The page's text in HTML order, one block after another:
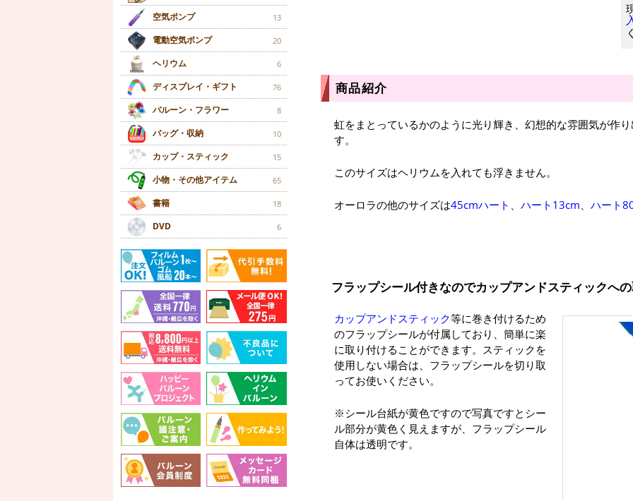
空気ポンプ 13
電動空気ポンプ 20
ヘリウム 6
ディスプレイ・ギフト 76
バルーン・フラワー 8
バッグ・収納 10
カップ・スティック 15
小物・その他アイテム 65
書籍 18
DVD 6
商品紹介
虹をまとっているかのように光り輝き、幻想的な雰囲気が作
す。
このサイズはヘリウムを入れても浮きません。
オーロラの他のサイズは45cmハート ハート13cm ハート
フラップシール付きなのでカップアンドスティックへ
カップアンドスティック等に巻き付けるため
のフラップシールが付属しており、簡単に楽
に取り付けることができます。スティックを
使用しない場合は、フラップシールを切り取
ってお使いください。
※シール台紙が黄色ですので写真ですとシー
ル部分が黄色く見えますが、フラップシール
自体は透明です。